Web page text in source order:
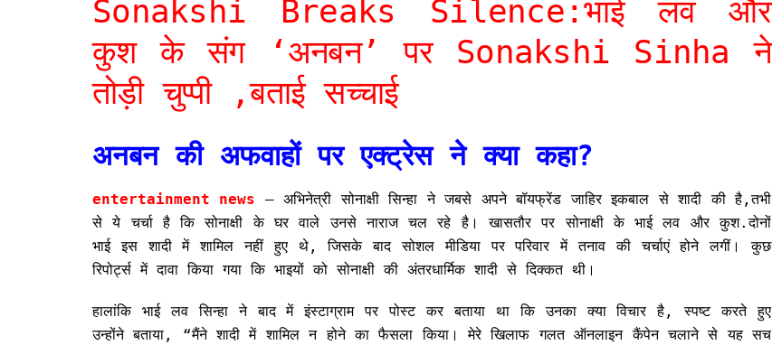
Sonakshi Breaks Silence:भाई लव और
कुश के संग ‘अनबन’ पर Sonakshi Sinha ने
तोड़ी चुप्पी ,बताई सच्चाई
अनबन की अफवाहों पर एक्ट्रेस ने क्या कहा?
entertainment news – अभिनेत्री सोनाक्षी सिन्हा ने जबसे अपने बॉयफ्रेंड जाहिर इकबाल से शादी की है,तभी
से ये चर्चा है कि सोनाक्षी के घर वाले उनसे नाराज चल रहे है। खासतौर पर सोनाक्षी के भाई लव और कुश.दोनों
भाई इस शादी में शामिल नहीं हुए थे, जिसके बाद सोशल मीडिया पर परिवार में तनाव की चर्चाएं होने लगीं। कुछ
रिपोर्ट्स में दावा किया गया कि भाइयों को सोनाक्षी की अंतरधार्मिक शादी से दिक्कत थी।
हालांकि भाई लव सिन्हा ने बाद में इंस्टाग्राम पर पोस्ट कर बताया था कि उनका क्या विचार है, स्पष्ट करते हुए
उन्होंने बताया, “मैंने शादी में शामिल न होने का फैसला किया। मेरे खिलाफ गलत ऑनलाइन कैंपेन चलाने से यह सच